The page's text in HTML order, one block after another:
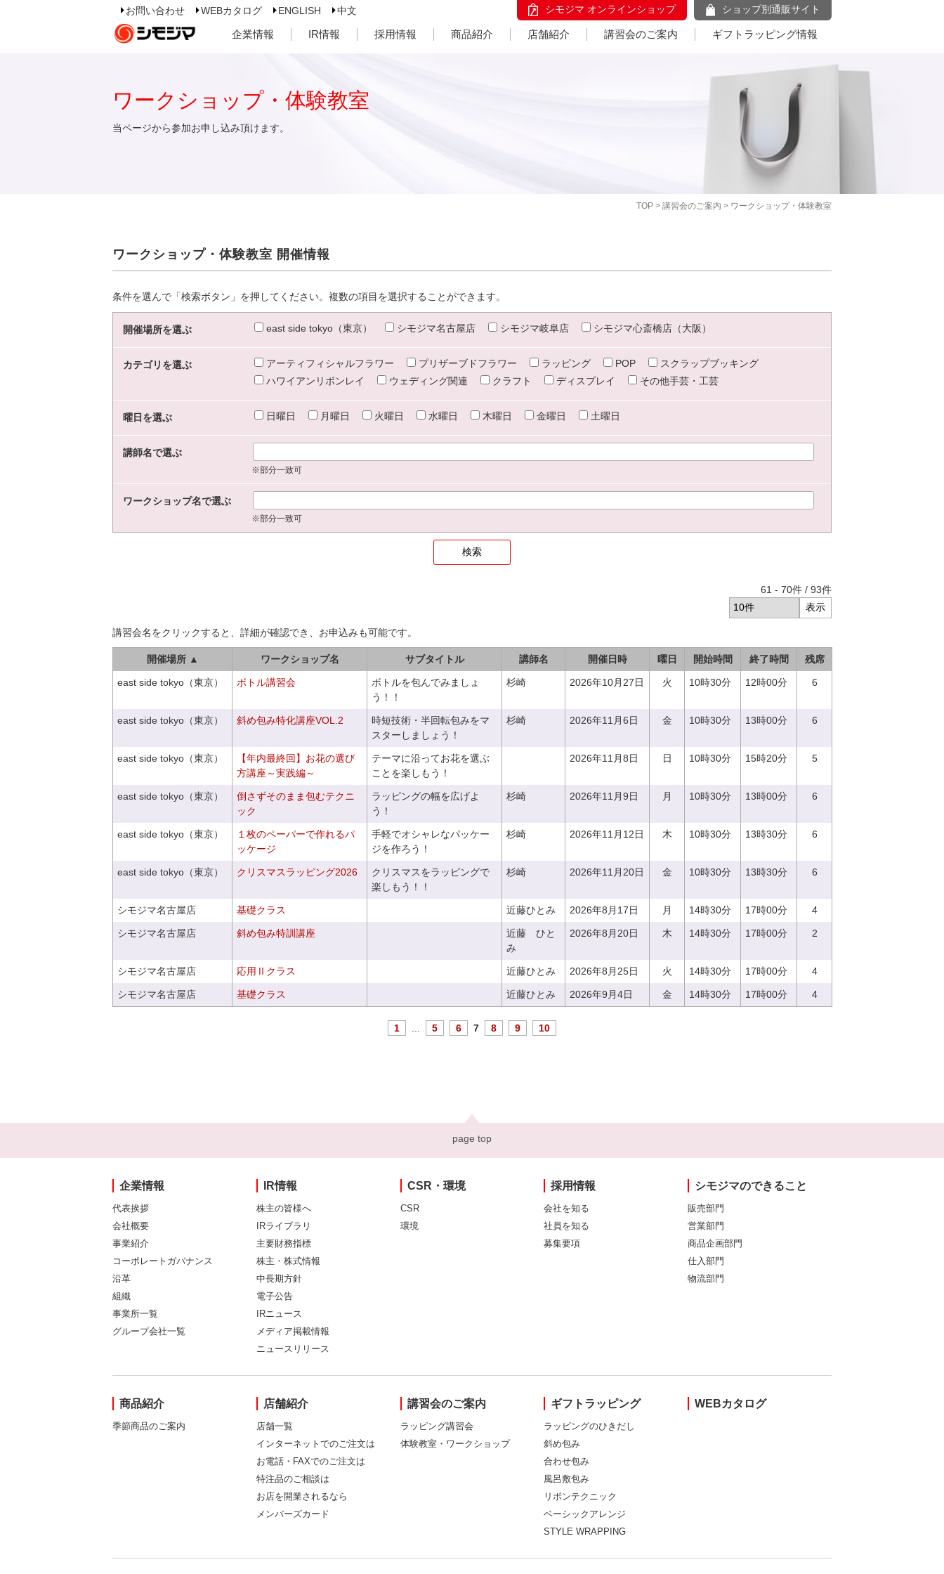
お問い合わせ WEBカタログ ENGLISH 中文 シモジマ オンラインショップ ショップ別通販サイト
企業情報 IR情報 採用情報 商品紹介 店舗紹介 講習会のご案内 ギフトラッピング情報
TOP > 講習会のご案内 > ワークショップ・体験教室
ワークショップ・体験教室
当ページから参加お申し込み頂けます。
ワークショップ・体験教室 開催情報
条件を選んで「検索ボタン」を押してください。複数の項目を選択することができます。
開催場所を選ぶ east side tokyo（東京） シモジマ名古屋店 シモジマ岐阜店 シモジマ心斎橋店（大阪）
カテゴリを選ぶ アーティフィシャルフラワー プリザーブドフラワー ラッピング POP
スクラップブッキング
ハワイアンリボンレイ
ウェディング関連 クラフト ディスプレイ その他手芸・工芸
曜日を選ぶ 日曜日 月曜日 火曜日 水曜日 木曜日 金曜日 土曜日
講師名で選ぶ
※部分一致可
ワークショップ名で選ぶ
※部分一致可
61 - 70件 / 93件
講習会名をクリックすると、詳細が確認でき、お申込みも可能です。
開催場所 ▲ ワークショップ名 サブタイトル 講師名 開催日時 曜日 開始時間 終了時間 残席
east side tokyo（東京） ボトル講習会
ボトルを包んでみましょ
う！！
杉崎 2026年10月27日 火 10時30分 12時00分 6
east side tokyo（東京） 斜め包み特化講座VOL.2
時短技術・半回転包みをマ
スターしましょう！
杉崎 2026年11月6日 金 10時30分 13時00分 6
east side tokyo（東京）
【年内最終回】お花の選び
方講座～実践編～
テーマに沿ってお花を選ぶ
ことを楽しもう！
2026年11月8日 日 10時30分 15時20分 5
east side tokyo（東京）
倒さずそのまま包むテクニ
ック
ラッピングの幅を広げよ
う！
杉崎 2026年11月9日 月 10時30分 13時00分 6
east side tokyo（東京）
１枚のペーパーで作れるパ
ッケージ
手軽でオシャレなパッケー
ジを作ろう！
杉崎 2026年11月12日 木 10時30分 13時30分 6
east side tokyo（東京） クリスマスラッピング2026
クリスマスをラッピングで
楽しもう！！
杉崎 2026年11月20日 金 10時30分 13時30分 6
シモジマ名古屋店 基礎クラス 近藤ひとみ 2026年8月17日 月 14時30分 17時00分 4
シモジマ名古屋店 斜め包み特訓講座
近藤 ひと
み
2026年8月20日 木 14時30分 17時00分 2
シモジマ名古屋店 応用Ⅱクラス 近藤ひとみ 2026年8月25日 火 14時30分 17時00分 4
シモジマ名古屋店 基礎クラス 近藤ひとみ 2026年9月4日 金 14時30分 17時00分 4
1 5 6 7 8 9 10
page top
企業情報
代表挨拶
会社概要
事業紹介
コーポレートガバナンス
沿革
組織
事業所一覧
グループ会社一覧
IR情報
株主の皆様へ
IRライブラリ
主要財務指標
株主・株式情報
中長期方針
電子公告
IRニュース
メディア掲載情報
ニュースリリース
CSR・環境
CSR
環境
採用情報
会社を知る
社員を知る
募集要項
シモジマのできること
販売部門
営業部門
商品企画部門
仕入部門
物流部門
商品紹介
季節商品のご案内
店舗紹介
店舗一覧
インターネットでのご注文は
お電話・FAXでのご注文は
特注品のご相談は
お店を開業されるなら
メンバーズカード
講習会のご案内
ラッピング講習会
体験教室・ワークショップ
ギフトラッピング
ラッピングのひきだし
斜め包み
合わせ包み
風呂敷包み
リボンテクニック
ベーシックアレンジ
STYLE WRAPPING
WEBカタログ